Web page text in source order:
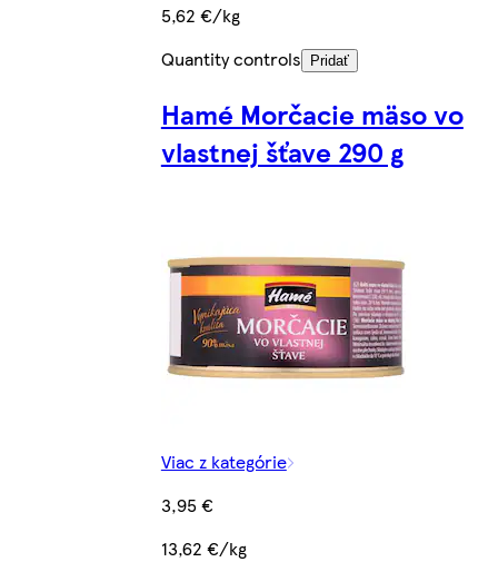
5,62 €/kg
Quantity controls
Pridať
Hamé Morčacie mäso vo
vlastnej šťave 290 g
Viac z kategórie
3,95 €
13,62 €/kg